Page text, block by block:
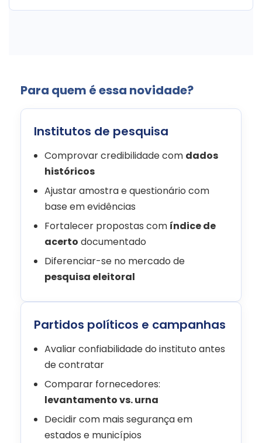
Para quem é essa novidade?
Institutos de pesquisa
Comprovar credibilidade com dados
históricos
Ajustar amostra e questionário com
base em evidências
Fortalecer propostas com índice de
acerto documentado
Diferenciar-se no mercado de
pesquisa eleitoral
Partidos políticos e campanhas
Avaliar confiabilidade do instituto antes
de contratar
Comparar fornecedores:
levantamento vs. urna
Decidir com mais segurança em
estados e municípios